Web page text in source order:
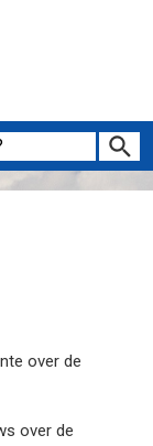
over de
over de